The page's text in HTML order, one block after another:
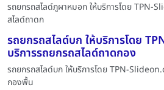
รถยกรถสไลด์ภูผาหมอก ให้บริการโดย TPN-
สไลด์ถาดก
รถยกรถสไลด์บก ให้บริการโดย
บริการรถยกรถสไลด์ถาดกอง
รถยกรถสไลด์บก ให้บริการโดย TPN-
กองพื้น